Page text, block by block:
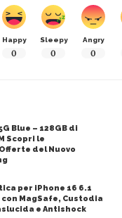
Happy
0
Sleepy
0
Angry
0
Blue – 128GB di
Scopri le
del Nuovo
per iPhone 16 6.1
MagSafe, Custodia
e Antishock